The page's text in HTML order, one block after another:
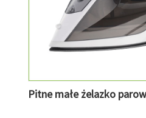
Pitne małe żelazko